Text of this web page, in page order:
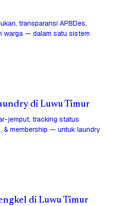
transparansi APBDes,
warga — dalam satu sistem
di Luwu Timur
jemput, tracking status
& membership — untuk laundry
di Luwu Timur